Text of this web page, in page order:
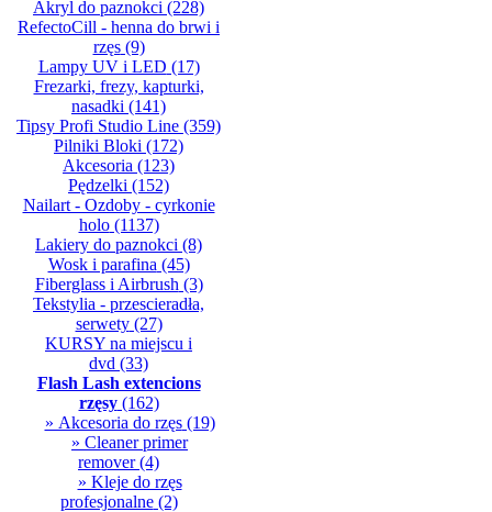
Akryl do paznokci (228)
RefectoCill - henna do brwi i
rzęs(9)
Lampy UV i LED (17)
Frezarki, frezy, kapturki,
nasadki (141)
Tipsy Profi Studio Line (359)
Pilniki Bloki (172)
Akcesoria (123)
Pędzelki (152)
Nailart - Ozdoby - cyrkonie
holo(1137)
Lakiery do paznokci (8)
Wosk i parafina (45)
Fiberglass i Airbrush (3)
Tekstylia - przescieradła,
serwety(27)
KURSY na miejscu i
dvd (33)
Flash Lash extencions
rzęsy(162)
» Akcesoria do rzęs(19)
» Cleaner primer
remover(4)
» Kleje do rzęs
profesjonalne(2)